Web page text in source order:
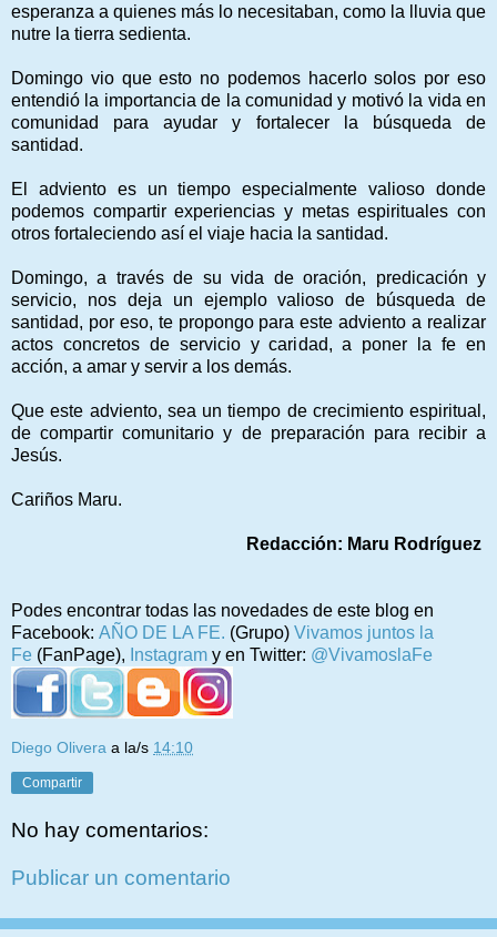
esperanza a quienes más lo necesitaban, como la lluvia que
nutre la tierra sedienta.
Domingo vio que esto no podemos hacerlo solos por eso
entendió la importancia de la comunidad y motivó la vida en
comunidad para ayudar y fortalecer la búsqueda de
santidad.
El adviento es un tiempo especialmente valioso donde
podemos compartir experiencias y metas espirituales con
otros fortaleciendo así el viaje hacia la santidad.
Domingo, a través de su vida de oración, predicación y
servicio, nos deja un ejemplo valioso de búsqueda de
santidad, por eso, te propongo para este adviento a realizar
actos concretos de servicio y caridad, a poner la fe en
acción, a amar y servir a los demás.
Que este adviento, sea un tiempo de crecimiento espiritual,
de compartir comunitario y de preparación para recibir a
Jesús.
Cariños Maru.
Redacción: Maru Rodríguez
Podes encontrar todas las novedades de este blog en
Facebook: AÑO DE LA FE. (Grupo) Vivamos juntos la
Fe (FanPage), Instagram y en Twitter: @VivamoslaFe
Diego Olivera a la/s 14:10
Compartir
No hay comentarios:
Publicar un comentario